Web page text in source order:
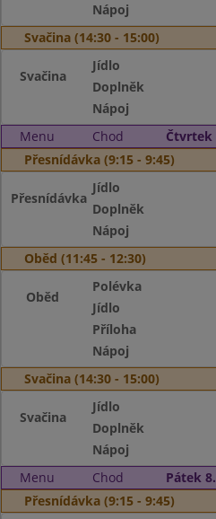
Nápoj
Svačina (14:30 - 15:00)
Svačina
Jídlo
Doplněk
Nápoj
Menu
Chod
Čtvrtek
Přesnídávka (9:15 - 9:45)
Přesnídávka
Jídlo
Doplněk
Nápoj
Oběd (11:45 - 12:30)
Oběd
Polévka
Jídlo
Příloha
Nápoj
Svačina (14:30 - 15:00)
Svačina
Jídlo
Doplněk
Nápoj
Menu
Chod
Pátek
Přesnídávka (9:15 - 9:45)